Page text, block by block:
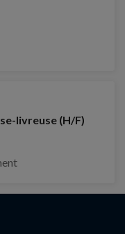
livreuse (H/F)